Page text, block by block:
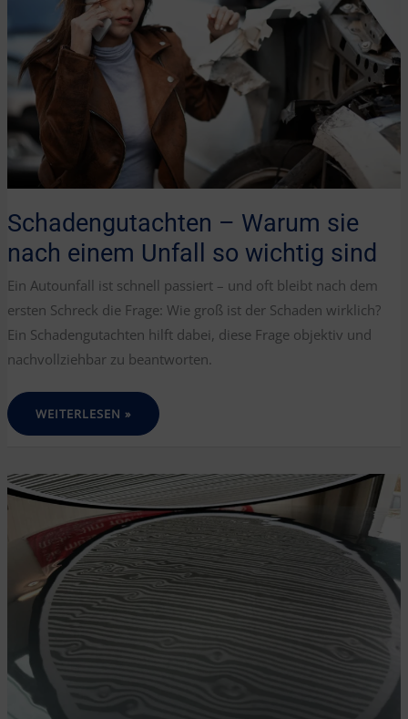
Schadengutachten – Warum sie
nach einem Unfall so wichtig sind
Ein Autounfall ist schnell passiert – und oft bleibt nach dem
ersten Schreck die Frage: Wie groß ist der Schaden wirklich?
Ein Schadengutachten hilft dabei, diese Frage objektiv und
nachvollziehbar zu beantworten.
SCHADENGUTACHTEN
–
WARUM
UNFALL
SO
WICHTIG
SIND
WEITERLESEN »